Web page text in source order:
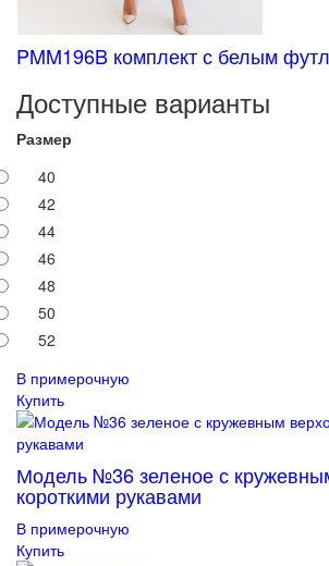
PMM196B комплект с белым
Доступные варианты
Размер
40
42
44
46
48
50
52
В примерочную
Купить
Модель №36 зеленое с
короткими рукавами
В примерочную
Купить